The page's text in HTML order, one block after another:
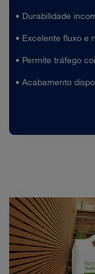
• Durabilidade
• Excelente fluxo e
• Permite tráfego
• Acabamento